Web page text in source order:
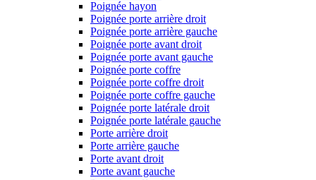
Poignée hayon
Poignée porte arrière droit
Poignée porte arrière gauche
Poignée porte avant droit
Poignée porte avant gauche
Poignée porte coffre
Poignée porte coffre droit
Poignée porte coffre gauche
Poignée porte latérale droit
Poignée porte latérale gauche
Porte arrière droit
Porte arrière gauche
Porte avant droit
Porte avant gauche